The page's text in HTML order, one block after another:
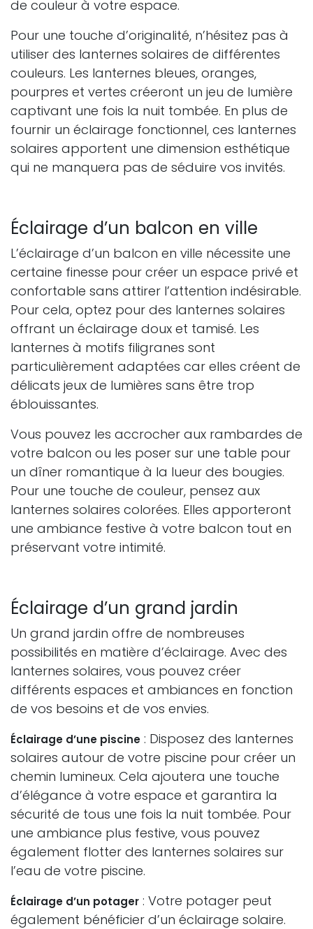
de couleur à votre espace.
Pour une touche d’originalité, n’hésitez pas à
utiliser des lanternes solaires de différentes
couleurs. Les lanternes bleues, oranges,
pourpres et vertes créeront un jeu de lumière
captivant une fois la nuit tombée. En plus de
fournir un éclairage fonctionnel, ces lanternes
solaires apportent une dimension esthétique
qui ne manquera pas de séduire vos invités.
Éclairage d’un balcon en ville
L’éclairage d’un balcon en ville nécessite une
certaine finesse pour créer un espace privé et
confortable sans attirer l’attention indésirable.
Pour cela, optez pour des lanternes solaires
offrant un éclairage doux et tamisé. Les
lanternes à motifs filigranes sont
particulièrement adaptées car elles créent de
délicats jeux de lumières sans être trop
éblouissantes.
Vous pouvez les accrocher aux rambardes de
votre balcon ou les poser sur une table pour
un dîner romantique à la lueur des bougies.
Pour une touche de couleur, pensez aux
lanternes solaires colorées. Elles apporteront
une ambiance festive à votre balcon tout en
préservant votre intimité.
Éclairage d’un grand jardin
Un grand jardin offre de nombreuses
possibilités en matière d’éclairage. Avec des
lanternes solaires, vous pouvez créer
différents espaces et ambiances en fonction
de vos besoins et de vos envies.
Éclairage d’une piscine : Disposez des lanternes
solaires autour de votre piscine pour créer un
chemin lumineux. Cela ajoutera une touche
d’élégance à votre espace et garantira la
sécurité de tous une fois la nuit tombée. Pour
une ambiance plus festive, vous pouvez
également flotter des lanternes solaires sur
l’eau de votre piscine.
Éclairage d’un potager : Votre potager peut
également bénéficier d’un éclairage solaire.